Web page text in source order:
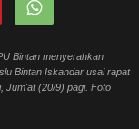
Bintan menyerahkan
Bintan Iskandar usai rapat
Jum'at (20/9) pagi. Foto